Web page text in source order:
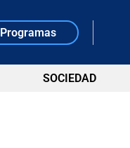
Programas
SOCIEDAD